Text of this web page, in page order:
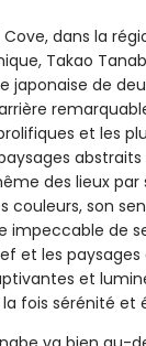
Cove, dans la
Takao
japonaise de
et les
des lieux
couleurs, son
impeccable de
et les
et
fois sérénité et